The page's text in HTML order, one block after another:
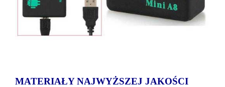
MATERIAŁY NAJWYŻSZEJ JAKOŚCI